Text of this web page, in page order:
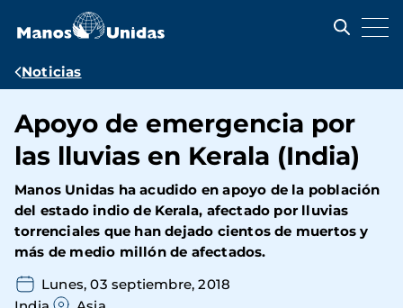
contenido
Ruta
navegación
Noticias
Apoyo de emergencia por
las lluvias en Kerala (India)
Manos Unidas ha acudido en apoyo de la población
del estado indio de Kerala, afectado por lluvias
torrenciales que han dejado cientos de muertos y
más de medio millón de afectados.
Lunes, 03 septiembre, 2018